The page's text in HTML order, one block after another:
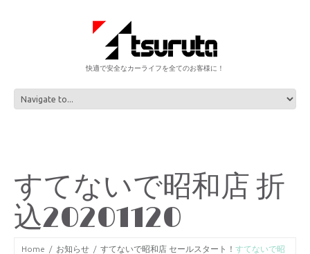
快適で安全なカーライフを全てのお客様に！
すてないで昭和店 折
込20201120
Home お知らせ すてないで昭和店 セールスタート！ すてないで昭